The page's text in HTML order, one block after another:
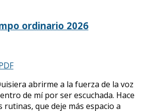
ordinario 2026
abrirme a la fuerza de la voz
de mí por ser escuchada. Hace
rutinas, que deje más espacio a